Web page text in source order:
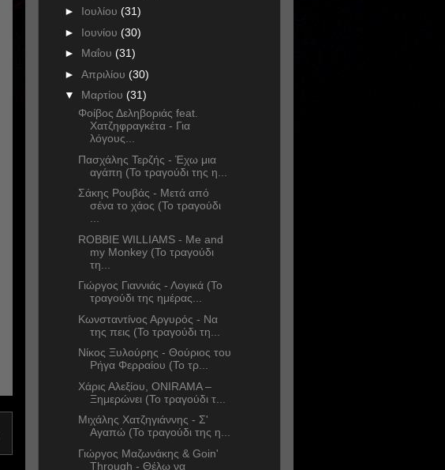
► Ιουλίου (31)
► Ιουνίου (30)
► Μαΐου (31)
► Απριλίου (30)
▼ Μαρτίου (31)
Φοίβος Δεληβοριάς feat.
Χατζηφραγκέτα - Για
λόγους...
Πασχάλης Τερζής - Έχω μια
αγάπη (Το τραγούδι της η...
Σάκης Ρουβάς - Μετά από
σένα το χάος (Το τραγούδι
ROBBIE WILLIAMS - Me and
my Monkey (Το τραγούδι
τη...
Γιώργος Γιαννιάς - Λογικά (Το
τραγούδι της ημέρας...
Κωνσταντίνος Αργυρός - Να
της πεις (Το τραγούδι τη...
Νίκος Ξυλούρης - Θούριος του
Ρήγα Φερραίου (Το τρ...
Χάρις Αλεξίου, ONIRAMA –
Ξημερώνει (Το τραγούδι τ...
Μιχάλης Χατζηγιάννης - Σ'
Αγαπώ (Το τραγούδι της η...
Γιώργος Μαζωνάκης & Goin'
Through - Θέλω να